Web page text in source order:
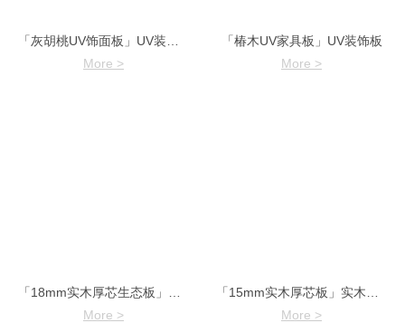
「灰胡桃UV饰面板」UV装饰板
More >
「椿木UV家具板」UV装饰板
More >
More >
More >